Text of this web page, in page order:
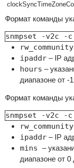
Формат команды
snmpset -v2c -c
rw_community
ipaddr– IP
hours –
диапазоне от -
Формат команды
snmpset -v2c -c
rw_community
ipaddr– IP
mins –
диапазоне от 0